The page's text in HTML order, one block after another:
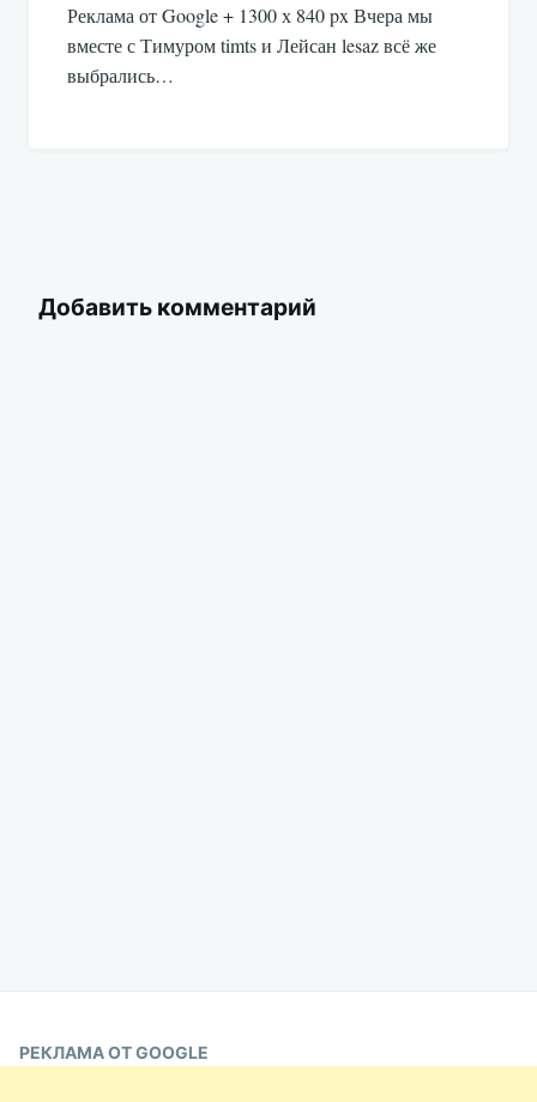
Реклама от Google + 1300 х 840 px Вчера мы
вместе с Тимуром timts и Лейсан lesaz всё же
выбрались…
Добавить комментарий
РЕКЛАМА ОТ GOOGLE